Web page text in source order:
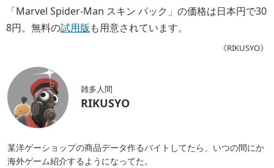
「Marvel Spider-Man スキン パック」の価格は日本円で30
8円。無料の試用版 も用意されています。
《RIKUSYO》
雑多人間
RIKUSYO
某洋ゲーショップの商品データ作るバイトしてたら、いつの間にか
海外ゲーム紹介するようになってた。